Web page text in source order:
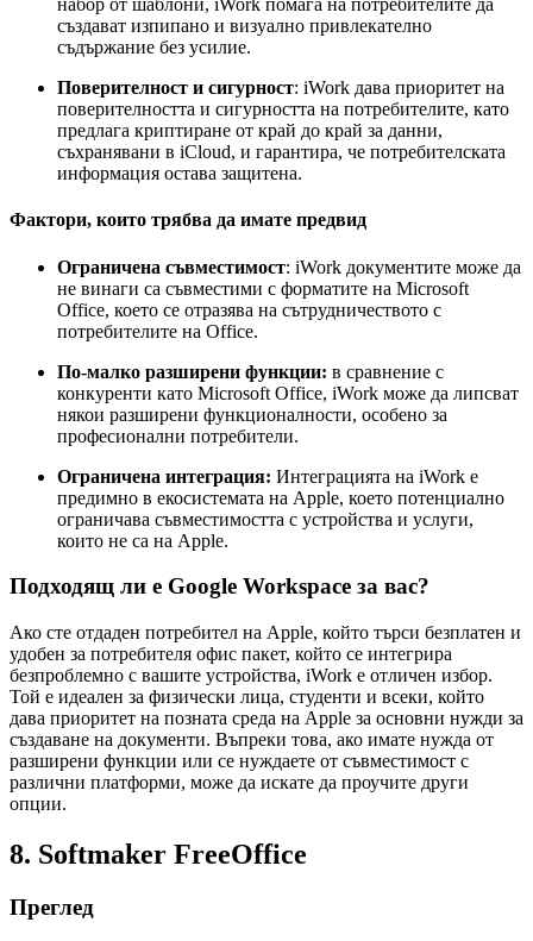
набор от шаблони, iWork помага на потребителите да
създават изпипано и визуално привлекателно
съдържание без усилие.
Поверителност и сигурност: iWork дава приоритет на
поверителността и сигурността на потребителите, като
предлага криптиране от край до край за данни,
съхранявани в iCloud, и гарантира, че потребителската
информация остава защитена.
Фактори, които трябва да имате предвид
Ограничена съвместимост: iWork документите може да
не винаги са съвместими с форматите на Microsoft
Office, което се отразява на сътрудничеството с
потребителите на Office.
По-малко разширени функции: в сравнение с
конкуренти като Microsoft Office, iWork може да липсват
някои разширени функционалности, особено за
професионални потребители.
Ограничена интеграция: Интеграцията на iWork е
предимно в екосистемата на Apple, което потенциално
ограничава съвместимостта с устройства и услуги,
които не са на Apple.
Подходящ ли е Google Workspace за вас?
Ако сте отдаден потребител на Apple, който търси безплатен и
удобен за потребителя офис пакет, който се интегрира
безпроблемно с вашите устройства, iWork е отличен избор.
Той е идеален за физически лица, студенти и всеки, който
дава приоритет на позната среда на Apple за основни нужди за
създаване на документи. Въпреки това, ако имате нужда от
разширени функции или се нуждаете от съвместимост с
различни платформи, може да искате да проучите други
опции.
8. Softmaker FreeOffice
Преглед